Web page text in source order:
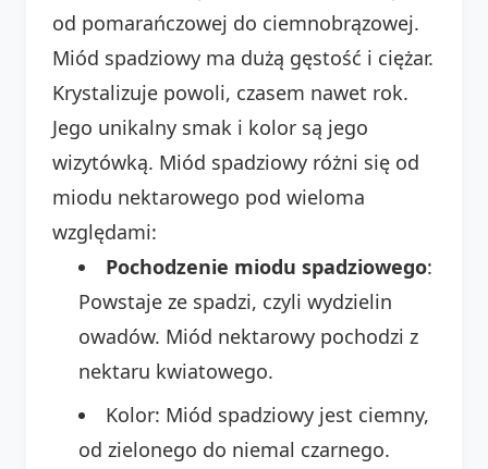
od pomarańczowej do ciemnobrązowej.
Miód spadziowy ma dużą gęstość i ciężar.
Krystalizuje powoli, czasem nawet rok.
Jego unikalny smak i kolor są jego
wizytówką. Miód spadziowy różni się od
miodu nektarowego pod wieloma
względami:
Pochodzenie miodu spadziowego:
Powstaje ze spadzi, czyli wydzielin
owadów. Miód nektarowy pochodzi z
nektaru kwiatowego.
Kolor: Miód spadziowy jest ciemny,
od zielonego do niemal czarnego.